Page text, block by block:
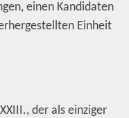
einen Kandidaten
Einheit
der als einziger